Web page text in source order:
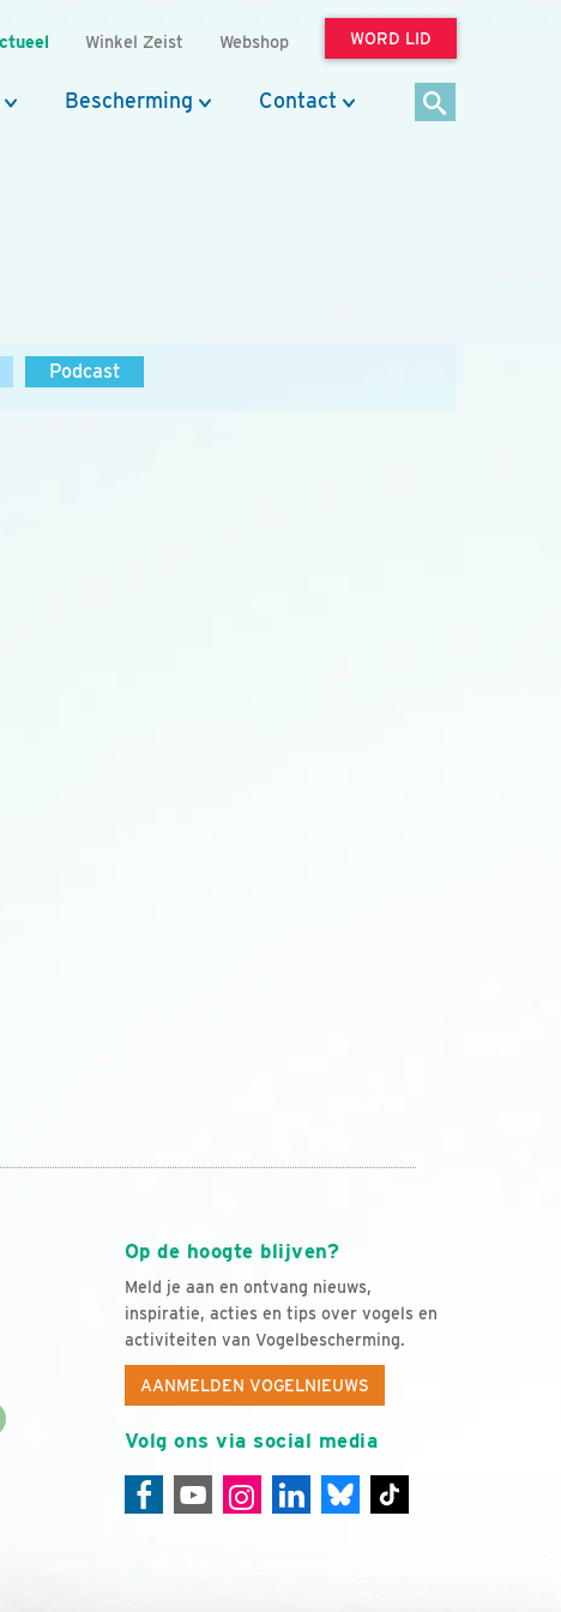
Winkel Zeist Webshop WORD LID
Bescherming Contact
Podcast
Op de hoogte blijven?
Meld je aan en ontvang nieuws,
inspiratie, acties en tips over vogels en
activiteiten van Vogelbescherming.
AANMELDEN VOGELNIEUWS
Volg ons via social media